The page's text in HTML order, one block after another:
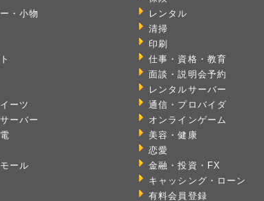
・小物
ーツ
ーバー
ール
レンタル
清掃
印刷
仕事・資格・教育
面談・説明会予約
レンタルサーバー
通信・プロバイダ
オンラインゲーム
美容・健康
恋愛
金融・投資・FX
キャッシング・ローン
有料会員登録